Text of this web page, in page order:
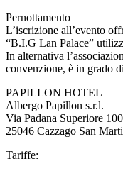
Pernottamento
L’iscrizione all’evento
“B.I.G Lan Palace”
In alternativa
convenzione, è in grado
PAPILLON HOTEL
Albergo Papillon s.r.l.
Via Padana Superiore 100
25046 Cazzago San
Tariffe: